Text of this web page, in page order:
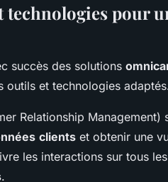
technologies pour
succès des solutions
outils et technologies
Relationship
clients et obtenir une
les interactions sur tous les
.